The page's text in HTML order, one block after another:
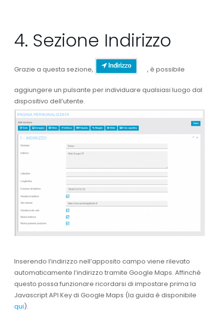
4. Sezione Indirizzo
Grazie a questa sezione, , è possibile
aggiungere un pulsante per individuare qualsiasi luogo dal
dispositivo dell’utente.
Inserendo l’indirizzo nell’apposito campo viene rilevato
automaticamente l’indirizzo tramite Google Maps. Affinché
questo possa funzionare ricordarsi di impostare prima la
Javascript API Key di Google Maps (la guida è disponibile
qui).